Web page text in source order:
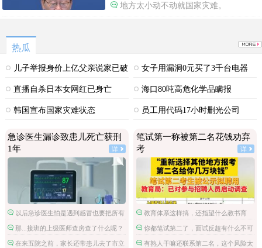
地方太小动不动就国家灾难。
热瓜
儿子举报身价上亿父亲说家已破
碎
女子用漏洞0元买了3千台电器
直播自杀日本女网红已身亡 海口80吨高危化学品瞒报
韩国宣布国家灾难状态
员工用代码17小时删光公司
急诊医生漏诊致患儿死亡获刑
1年
详
以后急诊医生怕是遇到感冒也要把所有
检查都做了。
那...接班的上级医师查房查了什么呢？
在来五院之前，家长还带患儿去了市立
笔试第一称被第二名花钱劝弃
考
详
教育体系这样搞，还指望什么教书育
人。你都笔试第二了，面试反超有什么不可
能的，非要多此一举。
有熟人干嘛还联系第二名，这个风险太